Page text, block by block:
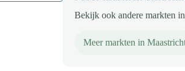
Bekijk ook andere markten
Meer markten in